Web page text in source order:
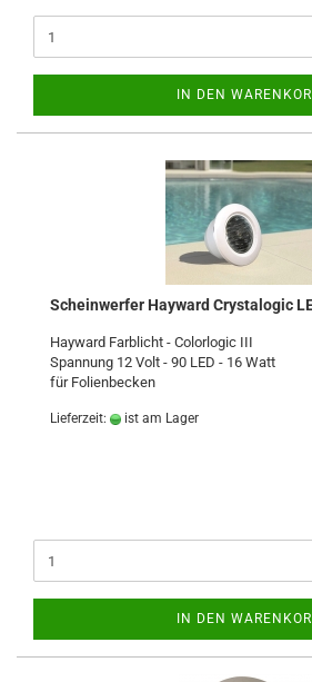
IN DEN
Scheinwerfer Hayward Crystalogic
Hayward Farblicht - Colorlogic III
Spannung 12 Volt - 90 LED - 16 Watt
für Folienbecken
Lieferzeit: ist am Lager
IN DEN